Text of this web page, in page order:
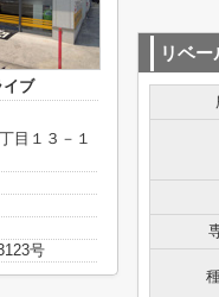
リベ
ブ
目１３－１
号